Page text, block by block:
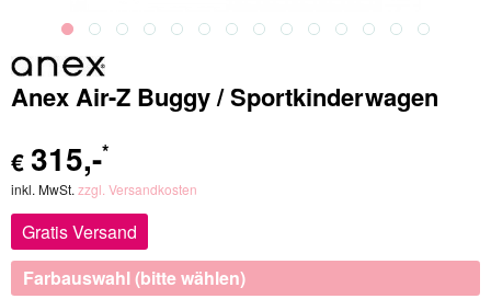
Anex Air-Z Buggy / Sportkinderwagen
€ 315,-*
inkl. MwSt. zzgl. Versandkosten
Gratis Versand
Farbauswahl (bitte wählen)